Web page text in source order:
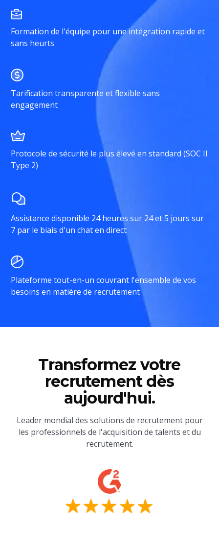
Formation de l'équipe pour une intégration rapide et
sans heurts
Tarification transparente et flexible sans
engagement
Protocole de sécurité le plus élevé en standard (SOC II
Type 2)
Assistance disponible 24 heures sur 24 et 5 jours sur
7 par le biais d'un chat en direct
Plateforme tout-en-un couvrant l'ensemble de vos
besoins en matière de recrutement
Transformez votre
recrutement dès
aujourd'hui.
Leader mondial des solutions de recrutement pour
les professionnels de l'acquisition de talents et du
recrutement.